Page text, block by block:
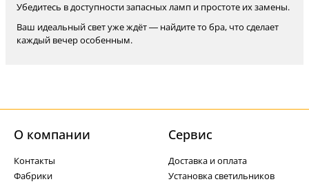
Убедитесь в доступности запасных ламп и простоте их замены.
Ваш идеальный свет уже ждёт — найдите то бра, что сделает
каждый вечер особенным.
О компании
Контакты
Фабрики
Cервис
Доставка и оплата
Установка светильников